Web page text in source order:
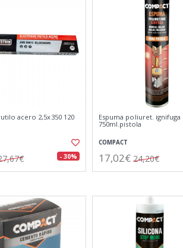
acero 2,5x350 120
- 30%
Espuma poliuret. ignifuga
750ml.pistola
COMPACT
17,02€ 24,20€